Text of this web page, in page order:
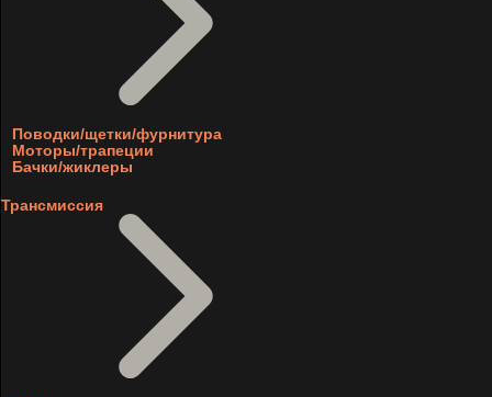
Поводки/щетки/фурнитура
Моторы/трапеции
Бачки/жиклеры
Трансмиссия